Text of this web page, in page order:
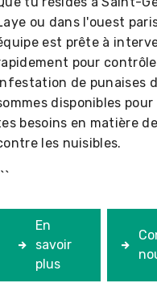
ou dans l'ouest
est prête à
pour
de punaises
disponibles
besoins en matière
les nuisibles.
En
savoir
plus